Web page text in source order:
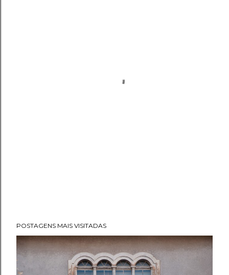
POSTAGENS MAIS VISITADAS